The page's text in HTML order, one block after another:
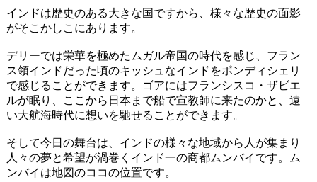
インドは歴史のある大きな国ですから、様々な歴史の面影
がそこかしこにあります。
デリーでは栄華を極めたムガル帝国の時代を感じ、フラン
ス領インドだった頃のキッシュなインドをポンディシェリ
で感じることができます。ゴアにはフランシスコ・ザビエ
ルが眠り、ここから日本まで船で宣教師に来たのかと、遠
い大航海時代に想いを馳せることができます。
そして今日の舞台は、インドの様々な地域から人が集まり
人々の夢と希望が渦巻くインド一の商都ムンバイです。ム
ンバイは地図のココの位置です。